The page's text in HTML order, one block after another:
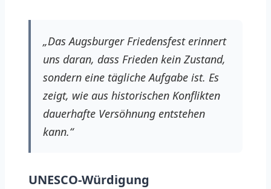
„Das Augsburger Friedensfest erinnert
uns daran, dass Frieden kein Zustand,
sondern eine tägliche Aufgabe ist. Es
zeigt, wie aus historischen Konflikten
dauerhafte Versöhnung entstehen
kann.“
UNESCO-Würdigung